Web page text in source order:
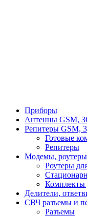
Приборы
Антенны GSM,
Репитеры GSM,
Готовые
Репитеры
Модемы, роутеры
Роутеры
Комплекты
Делители,
СВЧ разъемы и
Разъемы